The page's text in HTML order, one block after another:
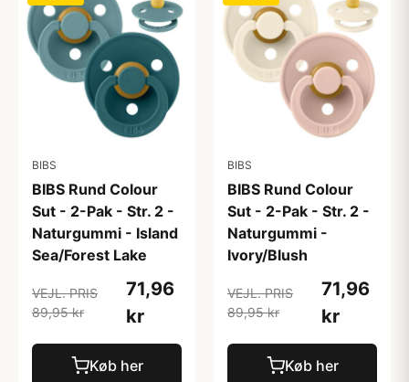
BIBS
BIBS Rund Colour
Sut - 2-Pak - Str. 2 -
Naturgummi - Island
Sea/Forest Lake
VEJL. PRIS
89,95 kr
71,96
kr
Køb her
BIBS
BIBS Rund Colour
Sut - 2-Pak - Str. 2 -
Naturgummi -
Ivory/Blush
VEJL. PRIS
89,95 kr
71,96
kr
Køb her